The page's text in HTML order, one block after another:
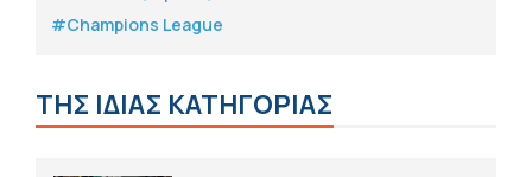
#Champions League
ΤΗΣ ΙΔΙΑΣ ΚΑΤΗΓΟΡΙΑΣ